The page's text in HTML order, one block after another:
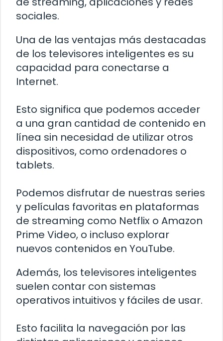
sociales.
Una de las ventajas más destacadas
de los televisores inteligentes es su
capacidad para conectarse a
Internet.
Esto significa que podemos acceder
a una gran cantidad de contenido en
línea sin necesidad de utilizar otros
dispositivos, como ordenadores o
tablets.
Podemos disfrutar de nuestras series
y películas favoritas en plataformas
de streaming como Netflix o Amazon
Prime Video, o incluso explorar
nuevos contenidos en YouTube.
Además, los televisores inteligentes
suelen contar con sistemas
operativos intuitivos y fáciles de usar.
Esto facilita la navegación por las